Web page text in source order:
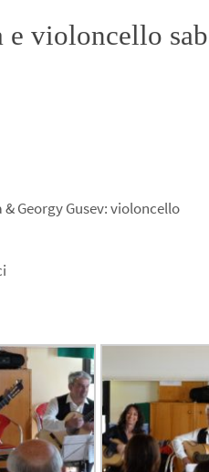
e violoncello
Georgy Gusev: violoncello